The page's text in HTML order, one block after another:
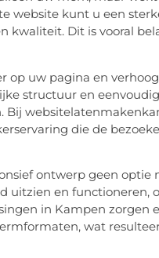
website kunt u een
kwaliteit. Dit is vooral
op uw pagina en
structuur en
Bij
die de
ontwerp geen optie
uitzien en functioneren,
in Kampen zorgen
wat